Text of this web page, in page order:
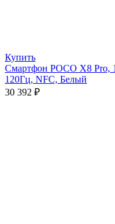
Купить
Смартфон POCO X8 Pro,
120Гц, NFC, Белый
30 392 ₽